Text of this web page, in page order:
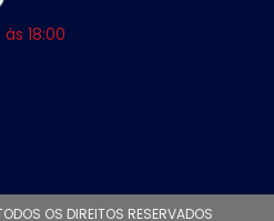
18:00
OS DIREITOS RESERVADOS